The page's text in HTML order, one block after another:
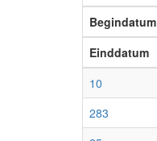
Begindatum
Einddatum
10
283